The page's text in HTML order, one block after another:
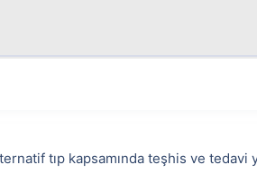
tıp kapsamında teşhis ve tedavi